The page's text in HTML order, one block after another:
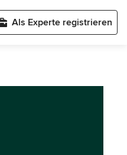
Als Experte registrieren